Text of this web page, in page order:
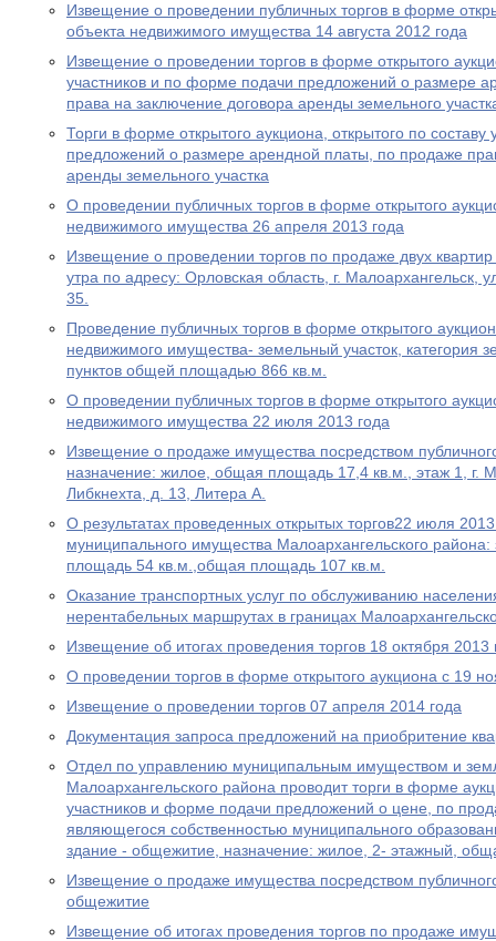
Извещение о проведении публичных торгов в форме
объекта недвижимого имущества 14 августа 2012 года
Извещение о проведении торгов в форме открытого
участников и по форме подачи предложений о размере
права на заключение договора аренды земельного
Торги в форме открытого аукциона, открытого по
предложений о размере арендной платы, по продаже
аренды земельного участка
О проведении публичных торгов в форме открытого
недвижимого имущества 26 апреля 2013 года
Извещение о проведении торгов по продаже двух
утра по адресу: Орловская область, г.
35.
Проведение публичных торгов в форме открытого
недвижимого имущества- земельный участок, категория
пунктов общей площадью 866 кв.м.
О проведении публичных торгов в форме открытого
недвижимого имущества 22 июля 2013 года
Извещение о продаже имущества посредством
назначение: жилое, общая площадь 17,4 кв.м., этаж 1, г.
Либкнехта, д. 13, Литера А.
О результатах проведенных открытых торгов22 июля
муниципального имущества Малоархангельского
площадь 54 кв.м.,общая площадь 107 кв.м.
Оказание транспортных услуг по обслуживанию
нерентабельных маршрутах в границах
Извещение об итогах проведения торгов 18 октября 2013
О проведении торгов в форме открытого аукциона с 19
Извещение о проведении торгов 07 апреля 2014 года
Документация запроса предложений на приобритение
Отдел по управлению муниципальным имуществом и
Малоархангельского района проводит торги в форме
участников и форме подачи предложений о цене, по
являющегося собственностью муниципального
здание - общежитие, назначение: жилое, 2- этажный,
Извещение о продаже имущества посредством
общежитие
Извещение об итогах проведения торгов по продаже